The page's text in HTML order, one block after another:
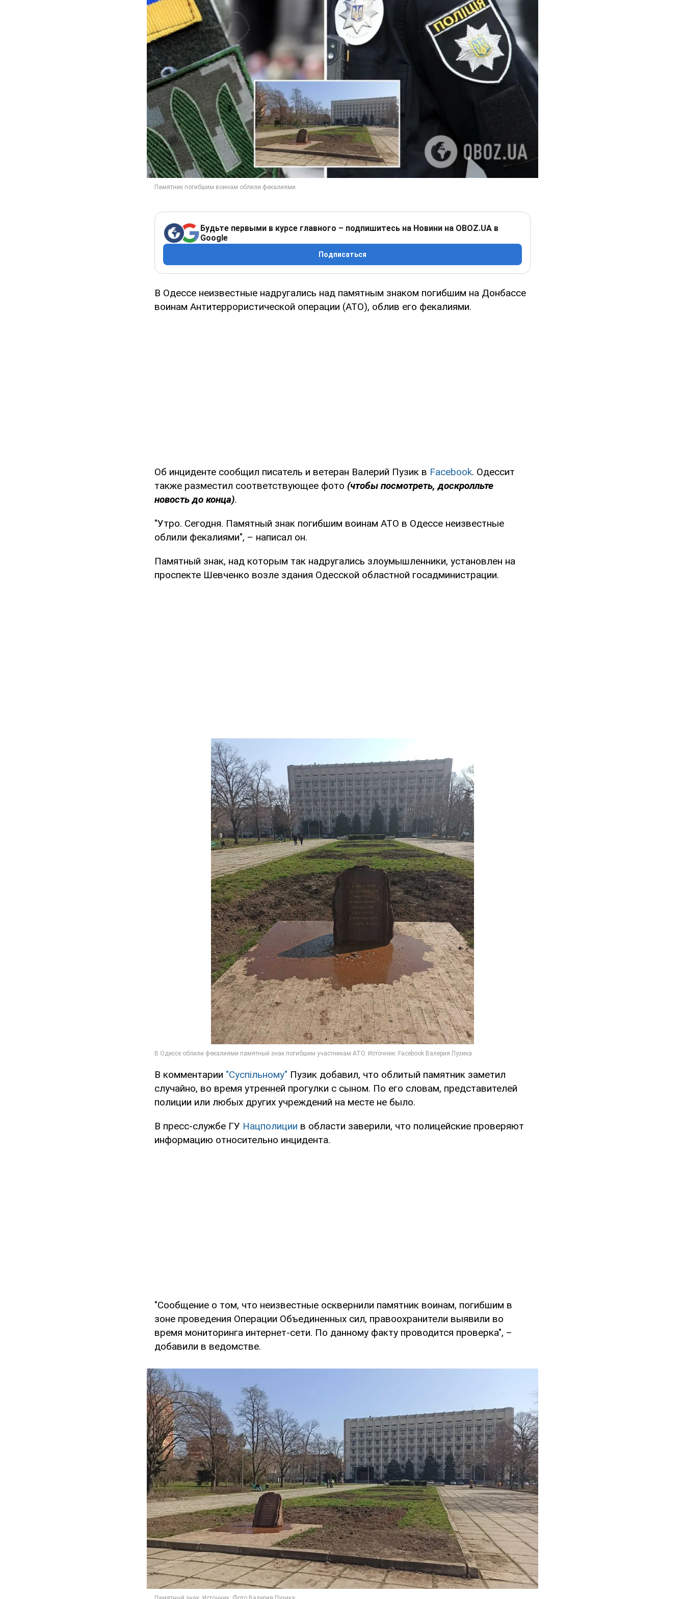
Будьте первыми в курсе главного – подпишитесь на Новини на OBOZ.UA в
Google
Подписаться
В Одессе неизвестные надругались над памятным знаком погибшим на Донбассе
воинам Антитеррористической операции (АТО), облив его фекалиями.
Об инциденте сообщил писатель и ветеран Валерий Пузик в Facebook. Одессит
также разместил соответствующее фото (чтобы посмотреть, доскролльте
новость до конца).
"Утро. Сегодня. Памятный знак погибшим воинам АТО в Одессе неизвестные
облили фекалиями", – написал он.
Памятный знак, над которым так надругались злоумышленники, установлен на
проспекте Шевченко возле здания Одесской областной госадминистрации.
В комментарии "Суспільному" Пузик добавил, что облитый памятник заметил
случайно, во время утренней прогулки с сыном. По его словам, представителей
полиции или любых других учреждений на месте не было.
В пресс-службе ГУ Нацполиции в области заверили, что полицейские проверяют
информацию относительно инцидента.
"Сообщение о том, что неизвестные осквернили памятник воинам, погибшим в
зоне проведения Операции Объединенных сил, правоохранители выявили во
время мониторинга интернет-сети. По данному факту проводится проверка", –
добавили в ведомстве.